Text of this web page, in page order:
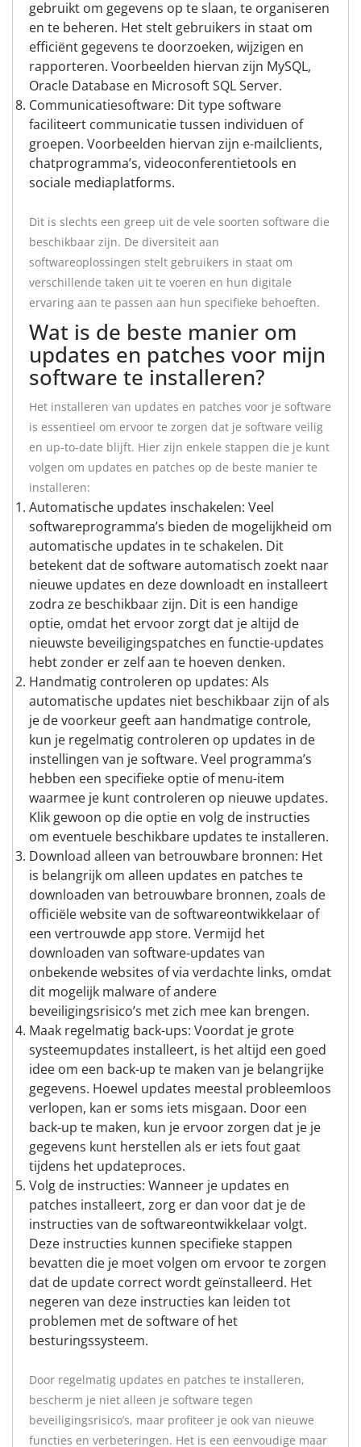
gebruikt om gegevens op te slaan, te organiseren
en te beheren. Het stelt gebruikers in staat om
efficiënt gegevens te doorzoeken, wijzigen en
rapporteren. Voorbeelden hiervan zijn MySQL,
Oracle Database en Microsoft SQL Server.
Communicatiesoftware: Dit type software
faciliteert communicatie tussen individuen of
groepen. Voorbeelden hiervan zijn e-mailclients,
chatprogramma’s, videoconferentietools en
sociale mediaplatforms.
Dit is slechts een greep uit de vele soorten software die
beschikbaar zijn. De diversiteit aan
softwareoplossingen stelt gebruikers in staat om
verschillende taken uit te voeren en hun digitale
ervaring aan te passen aan hun specifieke behoeften.
Wat is de beste manier om
updates en patches voor mijn
software te installeren?
Het installeren van updates en patches voor je software
is essentieel om ervoor te zorgen dat je software veilig
en up-to-date blijft. Hier zijn enkele stappen die je kunt
volgen om updates en patches op de beste manier te
installeren:
Automatische updates inschakelen: Veel
softwareprogramma’s bieden de mogelijkheid om
automatische updates in te schakelen. Dit
betekent dat de software automatisch zoekt naar
nieuwe updates en deze downloadt en installeert
zodra ze beschikbaar zijn. Dit is een handige
optie, omdat het ervoor zorgt dat je altijd de
nieuwste beveiligingspatches en functie-updates
hebt zonder er zelf aan te hoeven denken.
Handmatig controleren op updates: Als
automatische updates niet beschikbaar zijn of als
je de voorkeur geeft aan handmatige controle,
kun je regelmatig controleren op updates in de
instellingen van je software. Veel programma’s
hebben een specifieke optie of menu-item
waarmee je kunt controleren op nieuwe updates.
Klik gewoon op die optie en volg de instructies
om eventuele beschikbare updates te installeren.
Download alleen van betrouwbare bronnen: Het
is belangrijk om alleen updates en patches te
downloaden van betrouwbare bronnen, zoals de
officiële website van de softwareontwikkelaar of
een vertrouwde app store. Vermijd het
downloaden van software-updates van
onbekende websites of via verdachte links, omdat
dit mogelijk malware of andere
beveiligingsrisico’s met zich mee kan brengen.
Maak regelmatig back-ups: Voordat je grote
systeemupdates installeert, is het altijd een goed
idee om een back-up te maken van je belangrijke
gegevens. Hoewel updates meestal probleemloos
verlopen, kan er soms iets misgaan. Door een
back-up te maken, kun je ervoor zorgen dat je je
gegevens kunt herstellen als er iets fout gaat
tijdens het updateproces.
Volg de instructies: Wanneer je updates en
patches installeert, zorg er dan voor dat je de
instructies van de softwareontwikkelaar volgt.
Deze instructies kunnen specifieke stappen
bevatten die je moet volgen om ervoor te zorgen
dat de update correct wordt geïnstalleerd. Het
negeren van deze instructies kan leiden tot
problemen met de software of het
besturingssysteem.
Door regelmatig updates en patches te installeren,
bescherm je niet alleen je software tegen
beveiligingsrisico’s, maar profiteer je ook van nieuwe
functies en verbeteringen. Het is een eenvoudige maar